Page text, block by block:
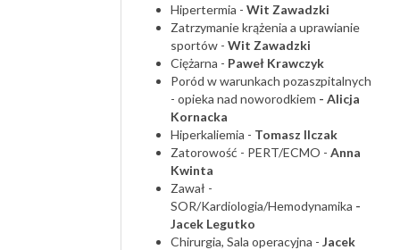
Hipertermia - Wit Zawadzki
Zatrzymanie krążenia a uprawianie
sportów - Wit Zawadzki
Ciężarna - Paweł Krawczyk
Poród w warunkach pozaszpitalnych
- opieka nad noworodkiem - Alicja
Kornacka
Hiperkaliemia - Tomasz Ilczak
Zatorowość - PERT/ECMO - Anna
Kwinta
Zawał -
SOR/Kardiologia/Hemodynamika -
Jacek Legutko
Chirurgia, Sala operacyjna - Jacek